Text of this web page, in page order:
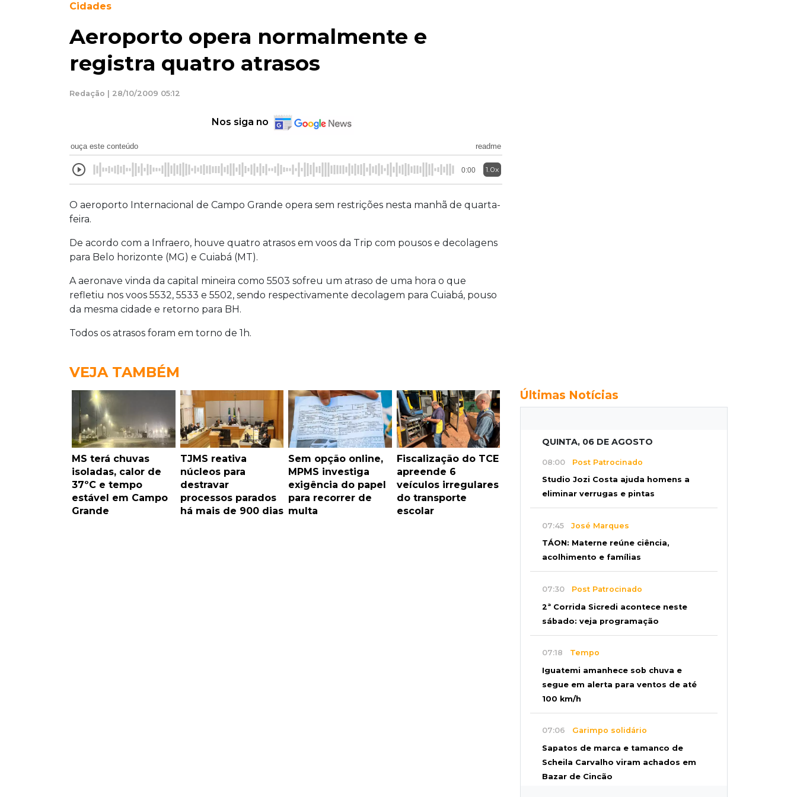
Cidades
Aeroporto opera normalmente e
registra quatro atrasos
Redação | 28/10/2009 05:12
Nos siga no
ouça este conteúdo readme
0:00 1.0x
O aeroporto Internacional de Campo Grande opera sem restrições nesta manhã de quarta-
feira.
De acordo com a Infraero, houve quatro atrasos em voos da Trip com pousos e decolagens
para Belo horizonte (MG) e Cuiabá (MT).
A aeronave vinda da capital mineira como 5503 sofreu um atraso de uma hora o que
refletiu nos voos 5532, 5533 e 5502, sendo respectivamente decolagem para Cuiabá, pouso
da mesma cidade e retorno para BH.
Todos os atrasos foram em torno de 1h.
VEJA TAMBÉM
MS terá chuvas
isoladas, calor de
37ºC e tempo
estável em Campo
Grande
TJMS reativa
núcleos para
destravar
processos parados
há mais de 900 dias
Sem opção online,
MPMS investiga
exigência do papel
para recorrer de
multa
Fiscalização do TCE
apreende 6
veículos irregulares
do transporte
escolar
Últimas Notícias
QUINTA, 06 DE AGOSTO
08:00 Post Patrocinado
Studio Jozi Costa ajuda homens a
eliminar verrugas e pintas
07:45 José Marques
TÁON: Materne reúne ciência,
acolhimento e famílias
07:30 Post Patrocinado
2ª Corrida Sicredi acontece neste
sábado: veja programação
07:18 Tempo
Iguatemi amanhece sob chuva e
segue em alerta para ventos de até
100 km/h
07:06 Garimpo solidário
Sapatos de marca e tamanco de
Scheila Carvalho viram achados em
Bazar de Cincão